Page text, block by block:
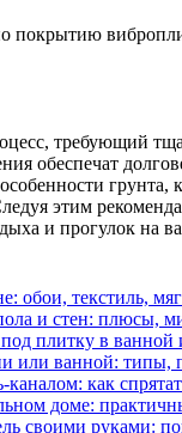
покрытию
требующий
обеспечат
грунта,
этим
и прогулок на
обои, текстиль,
и стен: плюсы,
плитку в ванной
или ванной: типы,
как
доме:
своими руками: